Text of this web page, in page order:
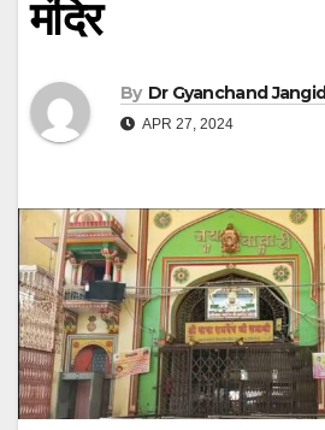
मंदिर
By Dr Gyanchand Jangid
APR 27, 2024